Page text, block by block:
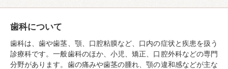
歯科について
歯科は、歯や歯茎、顎、口腔粘膜など、口内の症状と疾患を扱う
診療科です。一般歯科のほか、小児、矯正、口腔外科などの専門
分野があります。歯の痛みや歯茎の腫れ、顎の違和感などが主な